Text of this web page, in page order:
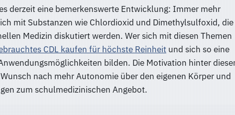
derzeit eine bemerkenswerte Entwicklung: Immer mehr
mit Substanzen wie Chlordioxid und Dimethylsulfoxid, die
Medizin diskutiert werden. Wer sich mit diesen Themen
CDL kaufen für höchste Reinheitund sich so eine
bilden. Die Motivation hinter
nach mehr Autonomie über den eigenen Körper und
zum schulmedizinischen Angebot.